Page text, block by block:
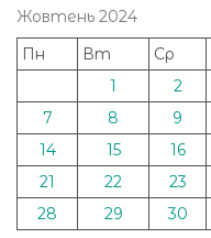
Жовтень 2024
Пн
Вт Ср
1
2
7
8 9
14
15 16
21
22 23
28
29 30